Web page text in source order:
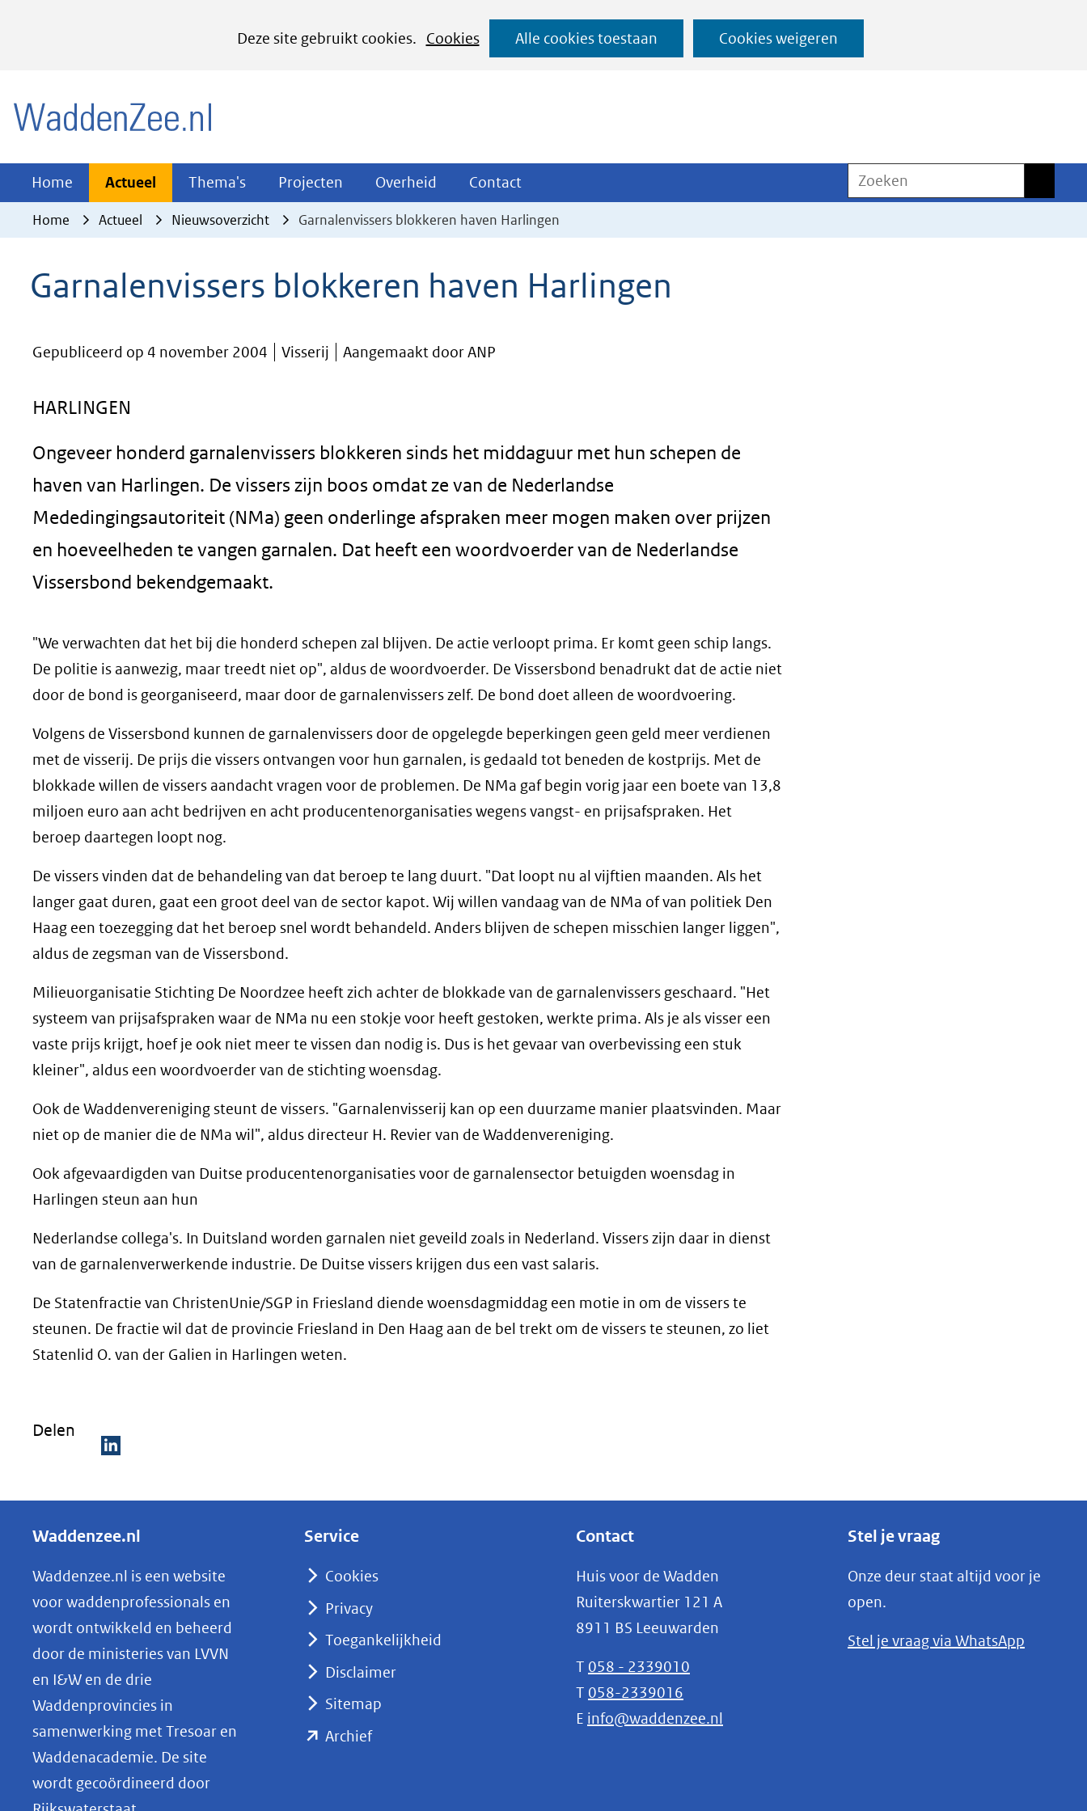
Deze site gebruikt cookies.
Cookies
het
cookies
website
worden
Alle cookies toestaan Cookies weigeren
Ga
naar
Home Actueel Actueel
Uitklappen
Thema's Thema's
Uitklappen
Projecten Projecten
Uitklappen
Overheid Overheid
Uitklappen
Contact
Uitklappen
Zoeken
Home Actueel Nieuwsoverzicht Garnalenvissers blokkeren haven Harlingen
Garnalenvissers blokkeren haven Harlingen
Gepubliceerd op 4 november 2004 Visserij Aangemaakt door ANP
HARLINGEN
Ongeveer honderd garnalenvissers blokkeren sinds het middaguur met hun schepen de
haven van Harlingen. De vissers zijn boos omdat ze van de Nederlandse
Mededingingsautoriteit (NMa) geen onderlinge afspraken meer mogen maken over prijzen
en hoeveelheden te vangen garnalen. Dat heeft een woordvoerder van de Nederlandse
Vissersbond bekendgemaakt.
"We verwachten dat het bij die honderd schepen zal blijven. De actie verloopt prima. Er komt geen schip langs.
De politie is aanwezig, maar treedt niet op", aldus de woordvoerder. De Vissersbond benadrukt dat de actie niet
door de bond is georganiseerd, maar door de garnalenvissers zelf. De bond doet alleen de woordvoering.
Volgens de Vissersbond kunnen de garnalenvissers door de opgelegde beperkingen geen geld meer verdienen
met de visserij. De prijs die vissers ontvangen voor hun garnalen, is gedaald tot beneden de kostprijs. Met de
blokkade willen de vissers aandacht vragen voor de problemen. De NMa gaf begin vorig jaar een boete van 13,8
miljoen euro aan acht bedrijven en acht producentenorganisaties wegens vangst- en prijsafspraken. Het
beroep daartegen loopt nog.
De vissers vinden dat de behandeling van dat beroep te lang duurt. "Dat loopt nu al vijftien maanden. Als het
langer gaat duren, gaat een groot deel van de sector kapot. Wij willen vandaag van de NMa of van politiek Den
Haag een toezegging dat het beroep snel wordt behandeld. Anders blijven de schepen misschien langer liggen",
aldus de zegsman van de Vissersbond.
Milieuorganisatie Stichting De Noordzee heeft zich achter de blokkade van de garnalenvissers geschaard. "Het
systeem van prijsafspraken waar de NMa nu een stokje voor heeft gestoken, werkte prima. Als je als visser een
vaste prijs krijgt, hoef je ook niet meer te vissen dan nodig is. Dus is het gevaar van overbevissing een stuk
kleiner", aldus een woordvoerder van de stichting woensdag.
Ook de Waddenvereniging steunt de vissers. "Garnalenvisserij kan op een duurzame manier plaatsvinden. Maar
niet op de manier die de NMa wil", aldus directeur H. Revier van de Waddenvereniging.
Ook afgevaardigden van Duitse producentenorganisaties voor de garnalensector betuigden woensdag in
Harlingen steun aan hun
Nederlandse collega's. In Duitsland worden garnalen niet geveild zoals in Nederland. Vissers zijn daar in dienst
van de garnalenverwerkende industrie. De Duitse vissers krijgen dus een vast salaris.
De Statenfractie van ChristenUnie/SGP in Friesland diende woensdagmiddag een motie in om de vissers te
steunen. De fractie wil dat de provincie Friesland in Den Haag aan de bel trekt om de vissers te steunen, zo liet
Statenlid O. van der Galien in Harlingen weten.
Delen
e
e
n
o
p
L
k
e
d
I
Waddenzee.nl
Waddenzee.nl is een website
voor waddenprofessionals en
wordt ontwikkeld en beheerd
door de ministeries van LVVN
en I&W en de drie
Waddenprovincies in
samenwerking met Tresoar en
Waddenacademie. De site
wordt gecoördineerd door
Service
Cookies
Privacy
Toegankelijkheid
Disclaimer
Sitemap
Archief(opent
Contact
Huis voor de Wadden
Ruiterskwartier 121 A
8911 BS Leeuwarden
T 058 - 2339010
T 058-2339016
E info@waddenzee.nl
Stel je vraag
Onze deur staat altijd voor je
open.
Stel je vraag via WhatsApp